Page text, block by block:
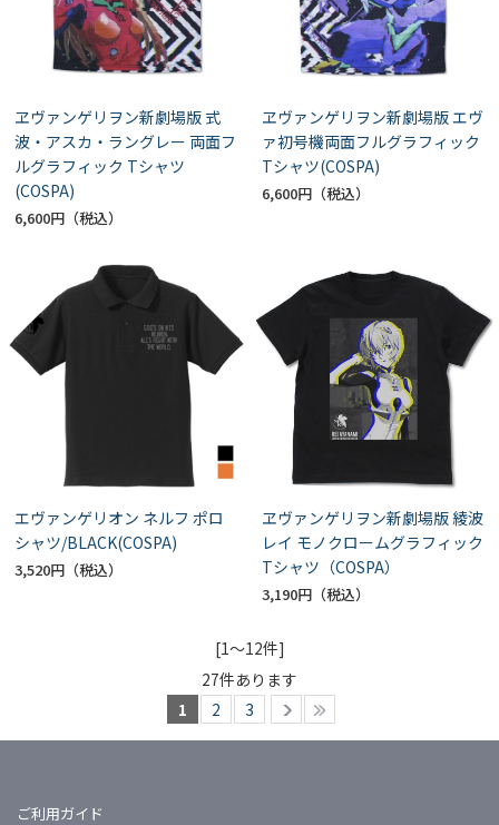
ヱヴァンゲリヲン新劇場版 式
波・アスカ・ラングレー 両面フ
ルグラフィック Tシャツ
(COSPA)
6,600円
ヱヴァンゲリヲン新劇場版 エヴ
ァ初号機両面フルグラフィック
Tシャツ(COSPA)
6,600円
エヴァンゲリオン ネルフ ポロ
シャツ/BLACK(COSPA)
3,520円
ヱヴァンゲリヲン新劇場版 綾波
レイ モノクロームグラフィック
Tシャツ（COSPA）
3,190円
[1～12件]
27件あります
1
2 3
ご利用ガイド